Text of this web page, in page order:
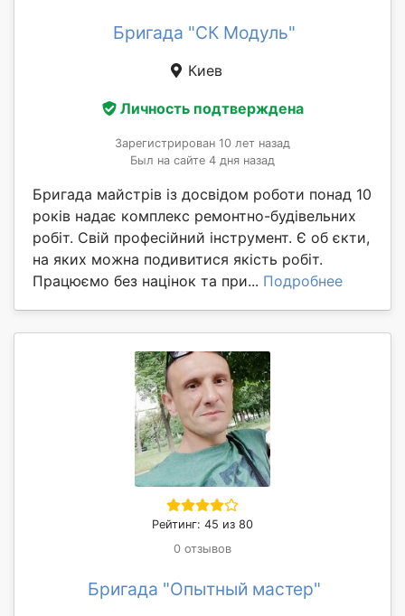
Бригада "СК Модуль"
Киев
Личность подтверждена
Зарегистрирован 10 лет назад
Был на сайте 4 дня назад
Бригада майстрів із досвідом роботи понад 10
років надає комплекс ремонтно-будівельних
робіт. Свій професійний інструмент. Є об єкти,
на яких можна подивитися якість робіт.
Працюємо без націнок та при... Подробнее
Рейтинг: 45 из 80
0 отзывов
Бригада "Опытный мастер"